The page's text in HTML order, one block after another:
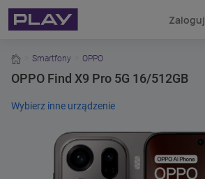
Zaloguj
home
Smartfony OPPO
OPPO Find X9 Pro 5G 16/512GB
Wybierz inne urządzenie